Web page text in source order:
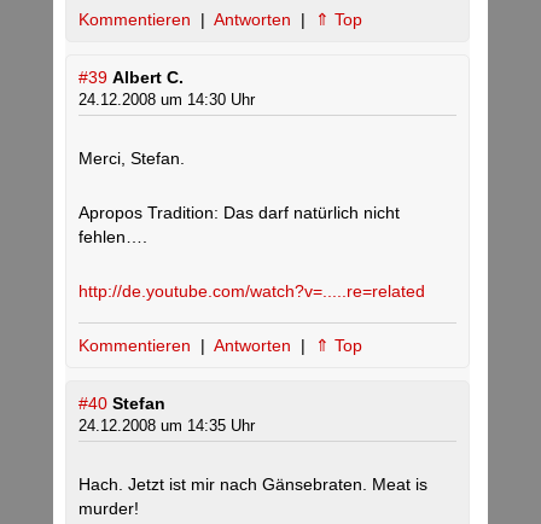
Kommentieren | Antworten | ⇑ Top
#39 Albert C.
24.12.2008 um 14:30 Uhr
Merci, Stefan.
Apropos Tradition: Das darf natürlich nicht
fehlen….
http://de.youtube.com/watch?v=.....re=related
Kommentieren | Antworten | ⇑ Top
#40 Stefan
24.12.2008 um 14:35 Uhr
Hach. Jetzt ist mir nach Gänsebraten. Meat is
murder!